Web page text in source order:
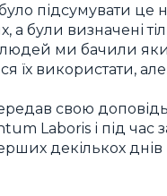
підсумувати
а були визначені
ми бачили
їх використати,
свою
Laboris і під час
декількох